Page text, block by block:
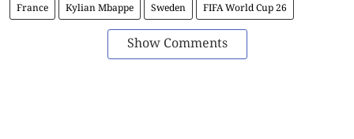
France Kylian Mbappe Sweden FIFA World Cup 26
Show Comments